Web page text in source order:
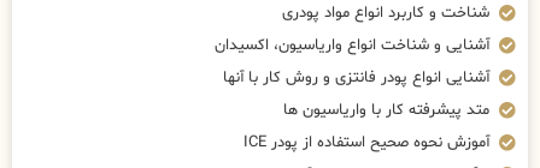
شناخت و کاربرد انواع مواد پودری
آشنایی و شناخت انواع واریاسیون، اکسیدان
آشنایی انواع پودر فانتزی و روش کار با آنها
متد پیشرفته کار با واریاسیون ها
آموزش نحوه صحیح استفاده از پودر ICE